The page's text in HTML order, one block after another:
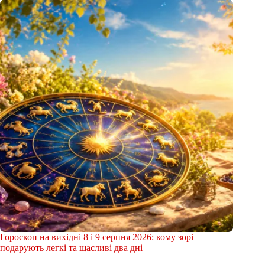
Гороскоп на вихідні 8 і 9 серпня 2026: кому зорі
подарують легкі та щасливі два дні